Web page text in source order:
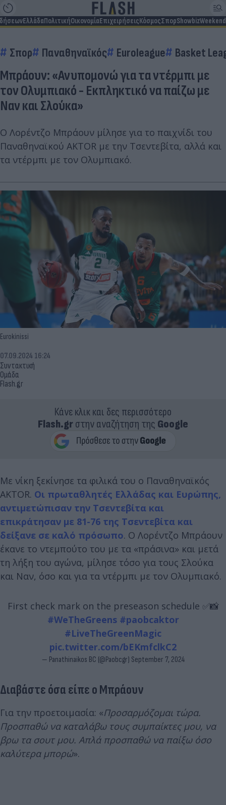
ΕλλάδαΠολιτικήΟικονομίαΕπιχειρήσειςΚόσμοςΣπορShowbizWeekend
Σπορ Παναθηναϊκός Euroleague Basket
Μπράουν: «Ανυπομονώ για τα ντέρμπι με
τον Ολυμπιακό - Εκπληκτικό να παίζω με
Ναν και Σλούκα»
Ο Λορέντζο Μπράουν μίλησε για το παιχνίδι του
Παναθηναϊκού AKTOR με την Τσεντεβίτα, αλλά και
τα ντέρμπι με τον Ολυμπιακό.
Eurokinissi
Συντακτική
Ομάδα
Flash.gr
07.09.2024 16:24
Κάνε κλικ και δες περισσότερο
Flash.grστην αναζήτηση της Google
Με νίκη ξεκίνησε τα φιλικά του ο Παναθηναϊκός
AKTOR. Οι πρωταθλητές Ελλάδας και Ευρώπης,
αντιμετώπισαν την Τσεντεβίτα και
επικράτησαν με 81-76 της Τσεντεβίτα και
δείξανε σε καλό πρόσωπο. Ο Λορέντζο Μπράουν
έκανε το ντεμπούτο του με τα «πράσινα» και μετά
τη λήξη του αγώνα, μίλησε τόσο για τους Σλούκα
και Ναν, όσο και για τα ντέρμπι με τον Ολυμπιακό.
First check mark on the preseason schedule ✅📸
#WeTheGreens #paobcaktor
#LiveTheGreenMagic
pic.twitter.com/bEKmfclkC2
— Panathinaikos BC (@Paobcgr) September 7, 2024
Διαβάστε όσα είπε ο Μπράουν
Για την προετοιμασία: «Προσαρμόζομαι τώρα.
Προσπαθώ να καταλάβω τους συμπαίκτες μου, να
βρω τα σουτ μου. Απλά προσπαθώ να παίξω όσο
καλύτερα μπορώ».